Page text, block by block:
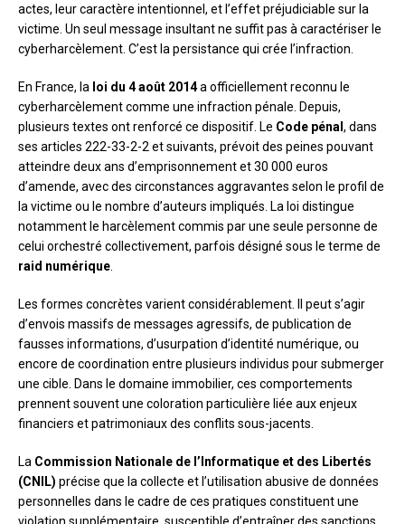
actes, leur caractère intentionnel, et l’effet préjudiciable sur la
victime. Un seul message insultant ne suffit pas à caractériser le
cyberharcèlement. C’est la persistance qui crée l’infraction.
En France, la loi du 4 août 2014a officiellement reconnu le
cyberharcèlement comme une infraction pénale. Depuis,
plusieurs textes ont renforcé ce dispositif. Le Code pénal , dans
ses articles 222-33-2-2 et suivants, prévoit des peines pouvant
atteindre deux ans d’emprisonnement et 30 000 euros
d’amende, avec des circonstances aggravantes selon le profil de
la victime ou le nombre d’auteurs impliqués. La loi distingue
notamment le harcèlement commis par une seule personne de
celui orchestré collectivement, parfois désigné sous le terme de
raid numérique
Les formes concrètes varient considérablement. Il peut s’agir
d’envois massifs de messages agressifs, de publication de
fausses informations, d’usurpation d’identité numérique, ou
encore de coordination entre plusieurs individus pour submerger
une cible. Dans le domaine immobilier, ces comportements
prennent souvent une coloration particulière liée aux enjeux
financiers et patrimoniaux des conflits sous-jacents.
La Commission Nationale de l’Informatique et des Libertés
(CNIL) précise que la collecte et l’utilisation abusive de données
personnelles dans le cadre de ces pratiques constituent une